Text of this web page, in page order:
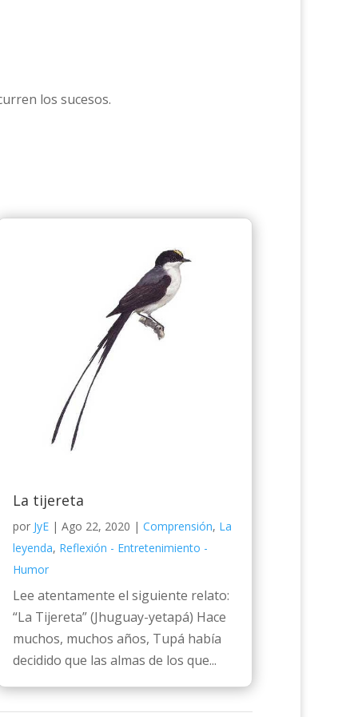
los sucesos.
La tijereta
por JyE| Ago 22, 2020 | Comprensión, La
leyenda, Reflexión - Entretenimiento -
Humor
Lee atentamente el siguiente relato:
“La Tijereta” (Jhuguay-yetapá) Hace
muchos, muchos años, Tupá había
decidido que las almas de los que...